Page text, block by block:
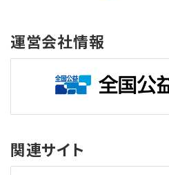
運営会社情報
関連サイト